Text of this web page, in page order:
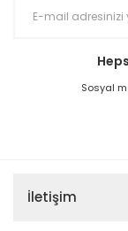
Sosyal
İletişim